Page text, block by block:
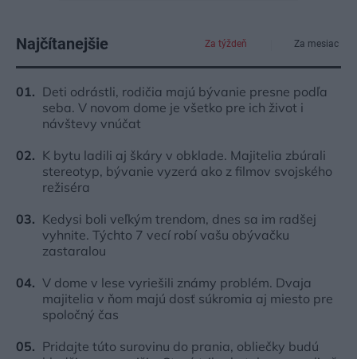
Najčítanejšie Za týždeň Za mesiac
Deti odrástli, rodičia majú bývanie presne podľa
seba. V novom dome je všetko pre ich život i
návštevy vnúčat
K bytu ladili aj škáry v obklade. Majitelia zbúrali
stereotyp, bývanie vyzerá ako z filmov svojského
režiséra
Kedysi boli veľkým trendom, dnes sa im radšej
vyhnite. Týchto 7 vecí robí vašu obývačku
zastaralou
V dome v lese vyriešili známy problém. Dvaja
majitelia v ňom majú dosť súkromia aj miesto pre
spoločný čas
Pridajte túto surovinu do prania, obliečky budú